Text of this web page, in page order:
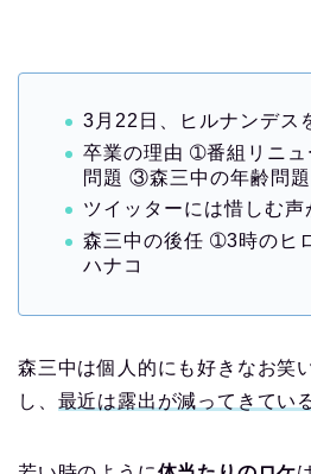
3月22日、ヒルナンデス
卒業の理由 ➀番組リニ
問題 ③森三中の年齢問
ツイッターには惜しむ声
森三中の後任 ➀3時の
ハナコ
森三中は個人的にも好きなお笑
し、 最近は露出が減ってきてい